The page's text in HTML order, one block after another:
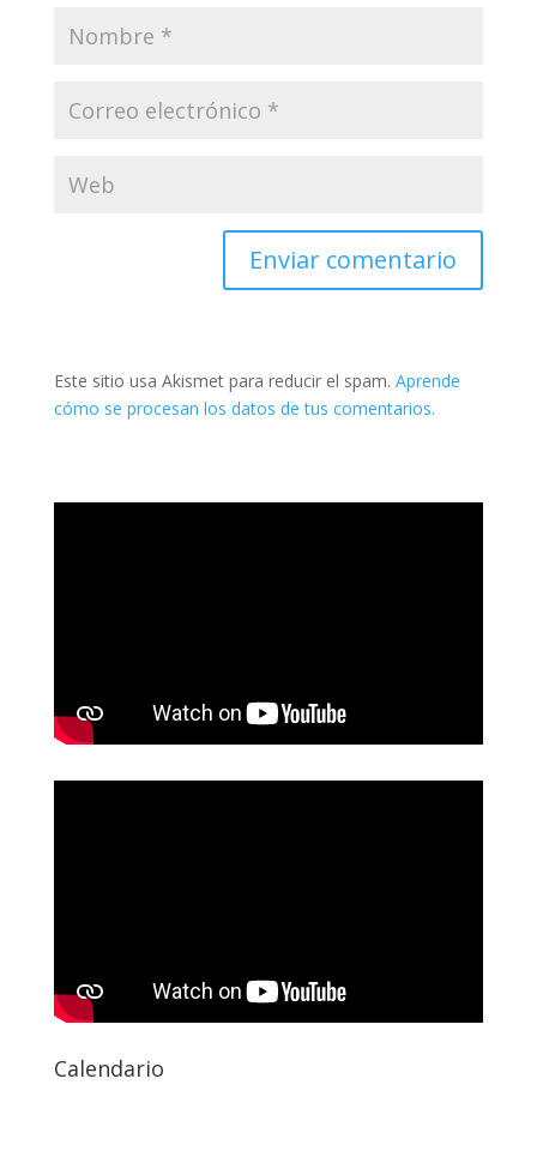
Este sitio usa Akismet para reducir el spam. Aprende
cómo se procesan los datos de tus comentarios.
Calendario